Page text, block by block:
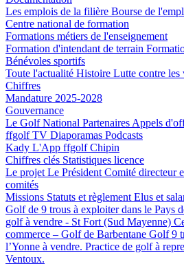
Les emplois de la filière Bourse de
Centre national de formation
Formations métiers de l'enseignement
Formation d'intendant de terrain
Bénévoles sportifs
Toute l'actualité Histoire Lutte contre les
Chiffres
Mandature 2025-2028
Gouvernance
Le Golf National Partenaires Appels
ffgolf TV Diaporamas Podcasts
Kady L'App ffgolfChipin
Chiffres clés Statistiques licence
Le projet Le Président Comité directeur
comités
Missions Statuts et règlement Elus et
Golf de 9 trous à exploiter dans le Pays
golf à vendre - St Fort (Sud Mayenne)
commerce – Golf de Barbentane Golf 9
l’Yonne à vendre. Practice de golf à
Ventoux.